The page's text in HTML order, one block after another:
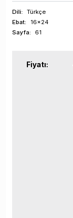
Dili:
Türkçe
Ebat:
16x24
Sayfa: 61
Fiyatı: